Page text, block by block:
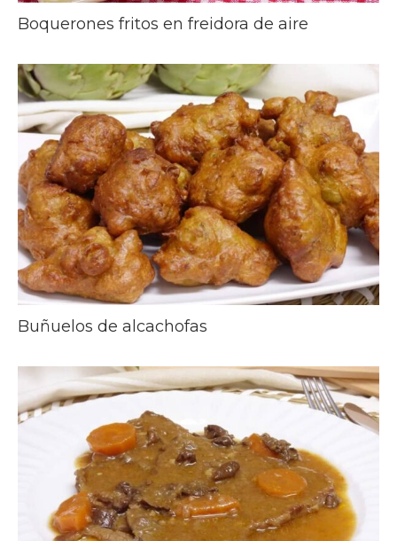
Boquerones fritos en freidora de aire
Buñuelos de alcachofas